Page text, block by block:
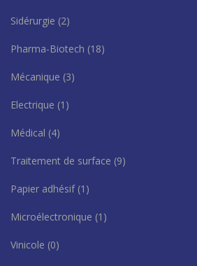
Sidérurgie (2)
Pharma-Biotech (18)
Mécanique (3)
Electrique (1)
Médical (4)
Traitement de surface (9)
Papier adhésif (1)
Microélectronique (1)
Vinicole (0)